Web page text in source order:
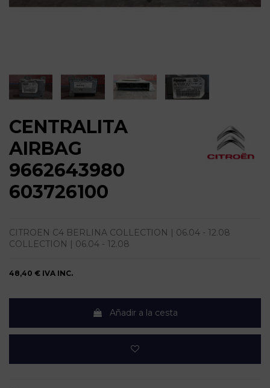
CENTRALITA
AIRBAG
9662643980
603726100
CITROEN C4 BERLINA COLLECTION | 06.04 - 12.08
COLLECTION | 06.04 - 12.08
48,40 € IVA INC.
Añadir a la cesta